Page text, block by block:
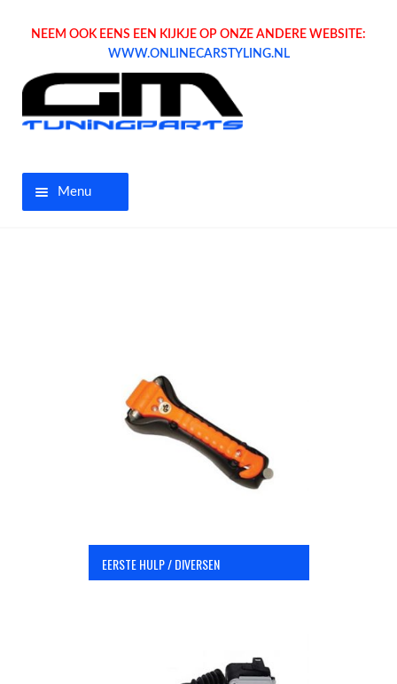
NEEM OOK EENS EEN KIJKJE OP ONZE ANDERE WEBSITE:
WWW.ONLINECARSTYLING.NL
Menu
EERSTE HULP / DIVERSEN